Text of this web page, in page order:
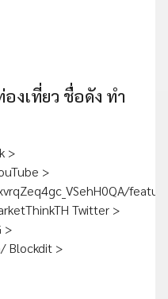
องเที่ยว ชื่อดัง ทำ
>
>
Twitter >
>
Blockdit >